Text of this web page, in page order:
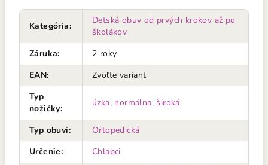
Kategória:
Detská obuv od prvých krokov až po
školákov
Záruka:
2 roky
EAN:
Zvoľte variant
Typ
nožičky:
úzka, normálna, široká
Typ obuvi:
Ortopedická
Určenie:
Chlapci